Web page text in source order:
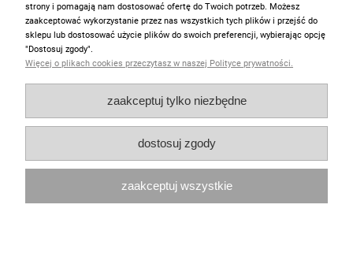
strony i pomagają nam dostosować ofertę do Twoich potrzeb. Możesz
zaakceptować wykorzystanie przez nas wszystkich tych plików i przejść do
sklepu lub dostosować użycie plików do swoich preferencji, wybierając opcję
"Dostosuj zgody".
Więcej o plikach cookies przeczytasz w naszej Polityce prywatności.
zaakceptuj tylko niezbędne
dostosuj zgody
zaakceptuj wszystkie